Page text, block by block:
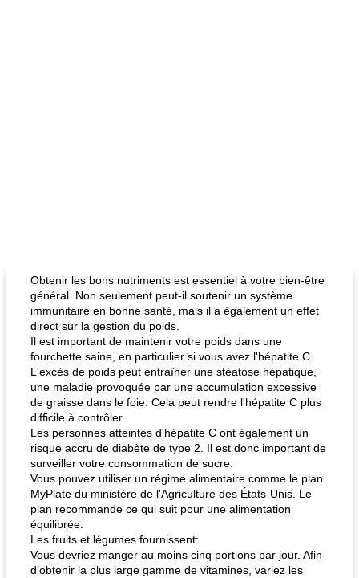
Obtenir les bons nutriments est essentiel à votre bien-être
général. Non seulement peut-il soutenir un système
immunitaire en bonne santé, mais il a également un effet
direct sur la gestion du poids.
Il est important de maintenir votre poids dans une
fourchette saine, en particulier si vous avez l'hépatite C.
L'excès de poids peut entraîner une stéatose hépatique,
une maladie provoquée par une accumulation excessive
de graisse dans le foie. Cela peut rendre l'hépatite C plus
difficile à contrôler.
Les personnes atteintes d'hépatite C ont également un
risque accru de diabète de type 2. Il est donc important de
surveiller votre consommation de sucre.
Vous pouvez utiliser un régime alimentaire comme le plan
MyPlate du ministère de l'Agriculture des États-Unis. Le
plan recommande ce qui suit pour une alimentation
équilibrée:
Les fruits et légumes fournissent:
Vous devriez manger au moins cinq portions par jour. Afin
d’obtenir la plus large gamme de vitamines, variez les